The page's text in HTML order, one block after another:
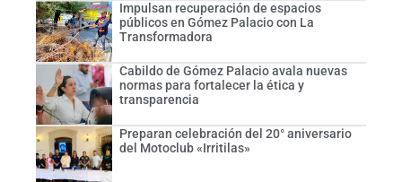
Impulsan recuperación de espacios
públicos en Gómez Palacio con La
Transformadora
Cabildo de Gómez Palacio avala nuevas
normas para fortalecer la ética y
transparencia
Preparan celebración del 20° aniversario
del Motoclub «Irritilas»